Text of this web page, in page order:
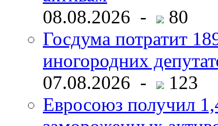
08.08.2026 -
80
Госдума потратит
иногородних
07.08.2026 -
123
Евросоюз получил